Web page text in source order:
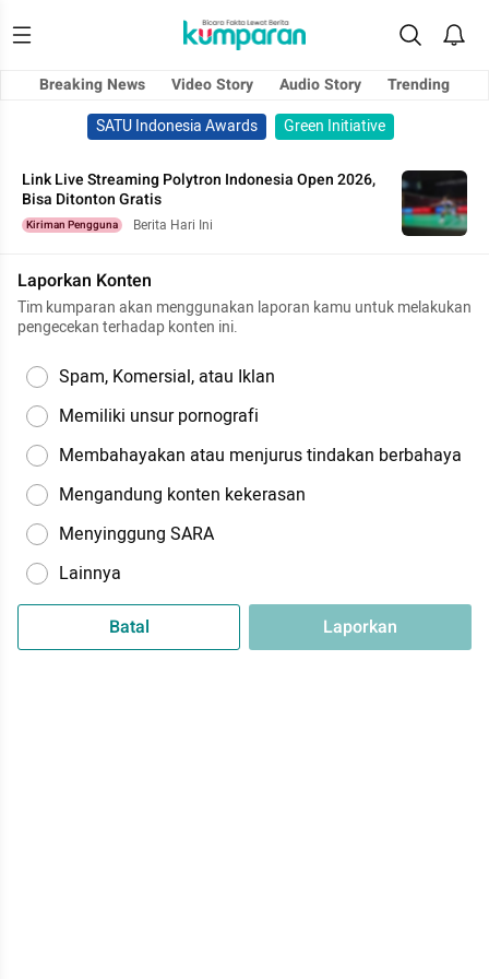
Breaking News Video Story Audio Story
Trending
SATU Indonesia Awards
Green Initiative
Link Live Streaming Polytron Indonesia Open 2026,
Bisa Ditonton Gratis
Kiriman Pengguna Berita Hari Ini
Laporkan Konten
Tim kumparan akan menggunakan laporan kamu untuk melakukan
pengecekan terhadap konten ini.
Spam, Komersial, atau Iklan
Memiliki unsur pornografi
Membahayakan atau menjurus tindakan berbahaya
Mengandung konten kekerasan
Menyinggung SARA
Lainnya
Batal Laporkan